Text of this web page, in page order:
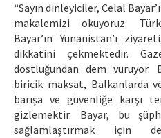
“Sayın dinleyiciler, Celal
makalemizi okuyoruz:
Bayar’ın Yunanistan’ı
dikkatini çekmektedir.
dostluğundan dem vuruyor.
biricik maksat, Balkanlarda
barışa ve güvenliğe karşı
gizlemektir. Bayar, bu
sağlamlaştırmak için